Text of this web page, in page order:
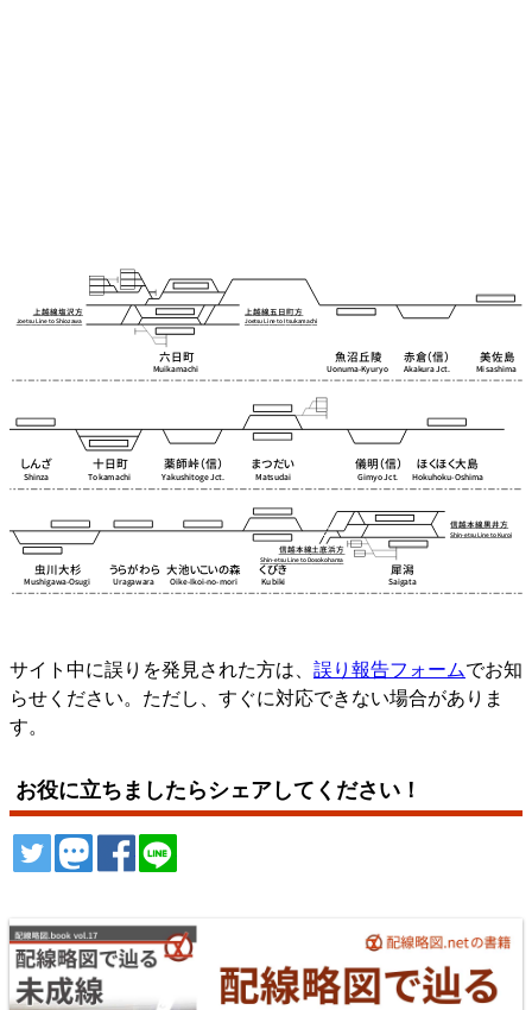
サイト中に誤りを発見された方は、 誤り報告フォームでお知
らせください。ただし、すぐに対応できない場合がありま
す。
お役に立ちましたらシェアしてください！
ツイートトゥート
シェア